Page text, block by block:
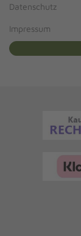
Datenschutz
Impressum